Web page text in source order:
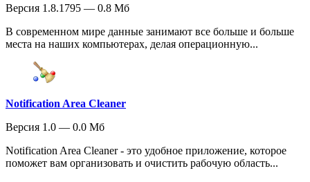
Версия 1.8.1795 — 0.8 Мб
В современном мире данные занимают все больше и больше
места на наших компьютерах, делая операционную...
Notification Area Cleaner
Версия 1.0 — 0.0 Мб
Notification Area Cleaner - это удобное приложение, которое
поможет вам организовать и очистить рабочую область...